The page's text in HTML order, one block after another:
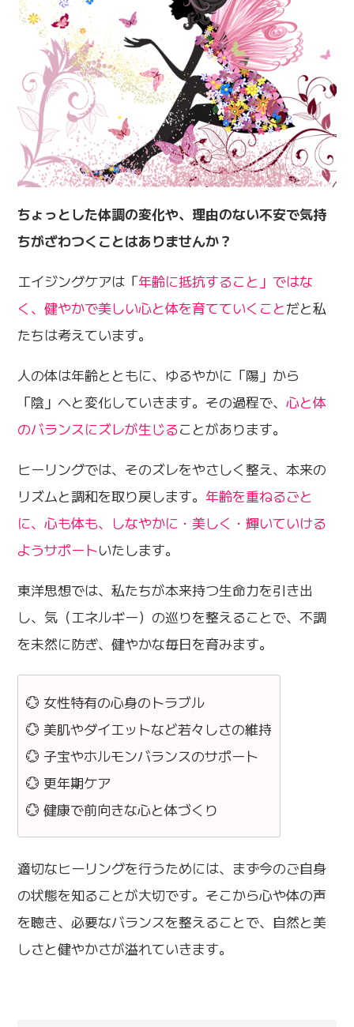
ちょっとした体調の変化や、理由のない不安で気持
ちがざわつくことはありませんか？
エイジングケアは「年齢に抵抗すること」ではな
く、健やかで美しい心と体を育てていくことだと私
たちは考えています。
人の体は年齢とともに、ゆるやかに「陽」から
「陰」へと変化していきます。その過程で、心と体
のバランスにズレが生じることがあります。
ヒーリングでは、そのズレをやさしく整え、本来の
リズムと調和を取り戻します。年齢を重ねるごと
に、心も体も、しなやかに・美しく・輝いていける
ようサポートいたします。
東洋思想では、私たちが本来持つ生命力を引き出
し、気（エネルギー）の巡りを整えることで、不調
を未然に防ぎ、健やかな毎日を育みます。
💮 女性特有の心身のトラブル
💮 美肌やダイエットなど若々しさの維持
💮 子宝やホルモンバランスのサポート
💮 更年期ケア
💮 健康で前向きな心と体づくり
適切なヒーリングを行うためには、まず今のご自身
の状態を知ることが大切です。そこから心や体の声
を聴き、必要なバランスを整えることで、自然と美
しさと健やかさが溢れていきます。